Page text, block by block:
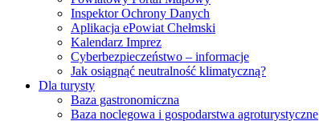
Inspektor Ochrony Danych
Aplikacja ePowiat Chełmski
Kalendarz Imprez
Cyberbezpieczeństwo – informacje
Jak osiągnąć neutralność klimatyczną?
Dla turysty
Baza gastronomiczna
Baza noclegowa i gospodarstwa agroturystyczne